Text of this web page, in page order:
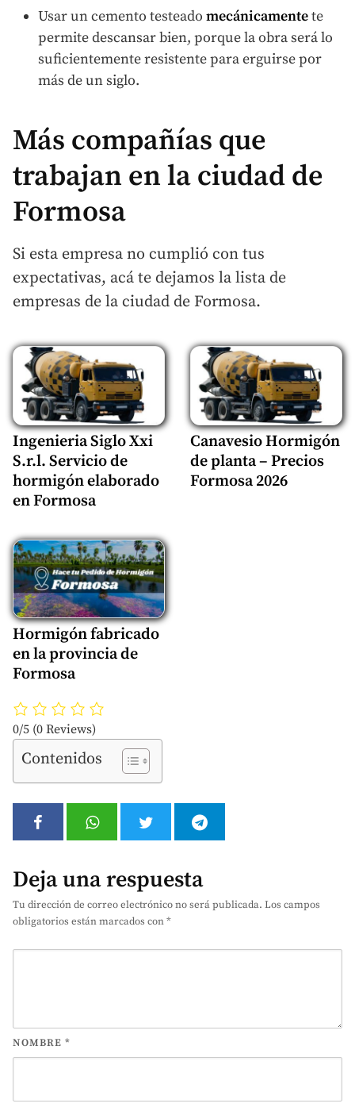
Usar un cemento testeado mecánicamentete
permite descansar bien, porque la obra será lo
suficientemente resistente para erguirse por
más de un siglo.
Más compañías que
trabajan en la ciudad de
Formosa
Si esta empresa no cumplió con tus
expectativas, acá te dejamos la lista de
empresas de la ciudad de Formosa.
Ingenieria Siglo Xxi
S.r.l. Servicio de
hormigón elaborado
en Formosa
Canavesio Hormigón
de planta – Precios
Formosa 2026
Hormigón fabricado
en la provincia de
Formosa
0/5 (0 Reviews)
Contenidos
Deja una respuesta
Tu dirección de correo electrónico no será publicada. Los campos
obligatorios están marcados con*
NOMBRE *